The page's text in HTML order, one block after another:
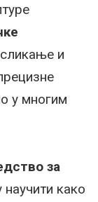
и
у многим
за
како